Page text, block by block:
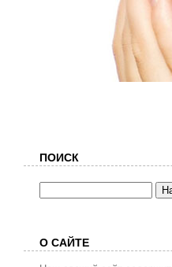
ПОИСК
О САЙТЕ